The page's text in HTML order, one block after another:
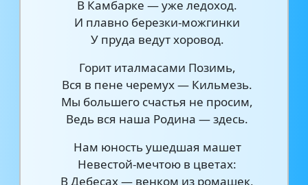
В Камбарке — уже ледоход.
И плавно березки-можгинки
У пруда ведут хоровод.
Горит италмасами Позимь,
Вся в пене черемух — Кильмезь.
Мы большего счастья не просим,
Ведь вся наша Родина — здесь.
Нам юность ушедшая машет
Невестой-мечтою в цветах:
В Дебесах — венком из ромашек,